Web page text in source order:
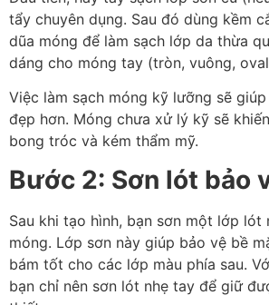
tẩy chuyên dụng. Sau đó dùng kềm
dũa móng để làm sạch lớp da thừa
dáng cho móng tay (tròn, vuông,
Việc làm sạch móng kỹ lưỡng sẽ
đẹp hơn. Móng chưa xử lý kỹ sẽ
bong tróc và kém thẩm mỹ.
Bước 2: Sơn lót bảo
Sau khi tạo hình, bạn sơn một lớp lót
móng. Lớp sơn này giúp bảo vệ bề
bám tốt cho các lớp màu phía sau.
bạn chỉ nên sơn lót nhẹ tay để giữ